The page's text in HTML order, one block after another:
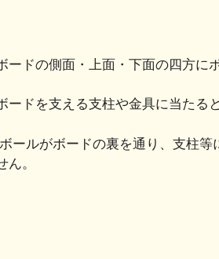
ードの側面・上面・下面の四方に
ードを支える支柱や金具に当たる
ボールがボードの裏を通り、支柱
ん。